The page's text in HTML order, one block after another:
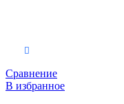
Сравнение
В избранное